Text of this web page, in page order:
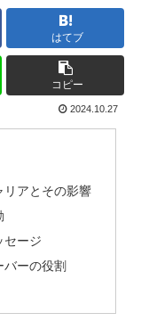
はてブ
コピー
2024.10.27
リアとその影響
セージ
ーの役割